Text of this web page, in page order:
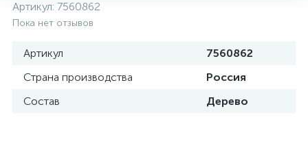
Артикул: 7560862
Пока нет отзывов
Артикул
7560862
Страна производства
Россия
Состав
Дерево